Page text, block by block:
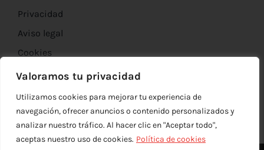
Valoramos tu privacidad
Utilizamos cookies para mejorar tu experiencia de
navegación, ofrecer anuncios o contenido personalizados y
analizar nuestro tráfico. Al hacer clic en "Aceptar todo",
aceptas nuestro uso de cookies. Política de cookies
Privacidad
Aviso legal
Cookies
Devoluciones